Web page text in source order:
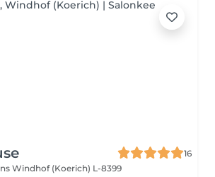
16
Windhof (Koerich) L-8399